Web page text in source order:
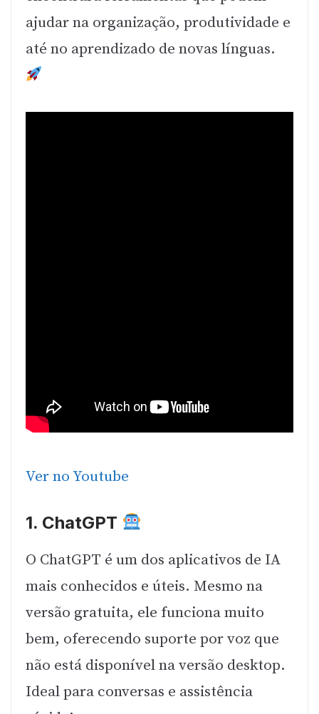
ajudar na organização, produtividade e
até no aprendizado de novas línguas.
Ver no Youtube
1. ChatGPT
O ChatGPT é um dos aplicativos de IA
mais conhecidos e úteis. Mesmo na
versão gratuita, ele funciona muito
bem, oferecendo suporte por voz que
não está disponível na versão desktop.
Ideal para conversas e assistência